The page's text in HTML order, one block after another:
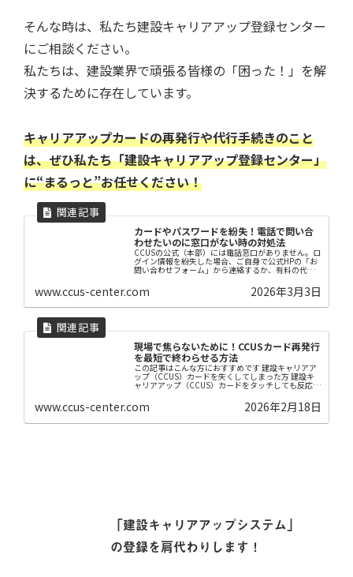
そんな時は、私たち建設キャリアアップ登録センター
にご相談ください。
私たちは、建設業界で頑張る皆様の「困った！」を解
決するために存在しています。
キャリアアップカードの再発行や代行手続きのこと
は、ぜひ私たち「建設キャリアアップ登録センター」
に“まるっと”お任せください！
カードやパスワードを紛失！電話で問い合
わせたいのに窓口がない時の対処法
CCUSの公式（本部）には電話窓口がありません。ロ
グイン情報を紛失した場合、ご自身で公式HPの「お
問い合わせフォーム」から連絡するか、有料の代行
センターに手続きを依頼するかの2択になります。
www.ccus-center.com 2026年3月3日
現場で焦らないために！CCUSカード再発行
を最短で終わらせる方法
この記事はこんな方におすすめです 建設キャリアア
ップ（CCUS）カードを失くしてしまった方 建設キ
ャリアアップ（CCUS）カードをタッチしても反応し
再発行の方法がわからない方 【はじめに】 ...
www.ccus-center.com 2026年2月18日
「建設キャリアアップシステム」
の登録を肩代わりします！